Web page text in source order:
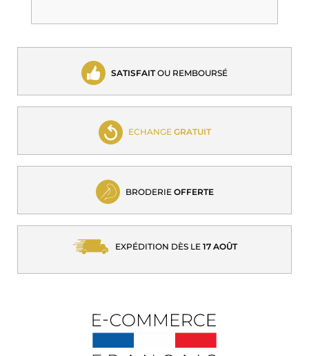
SATISFAITOU REMBOURSÉ
ECHANGE GRATUIT
BRODERIE OFFERTE
EXPÉDITION DÈS LE 17 AOÛT